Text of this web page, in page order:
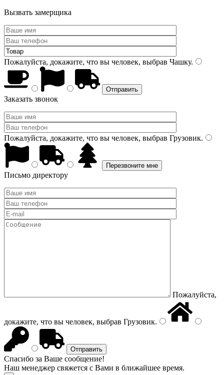
Вызвать замерщика
Пожалуйста, докажите, что вы человек, выбрав Чашку.
Заказать звонок
Пожалуйста, докажите, что вы человек, выбрав Грузовик.
Письмо директору
Пожалуйста,
докажите, что вы человек, выбрав Грузовик.
Спасибо за Ваше сообщение!
Наш менеджер свяжется с Вами в ближайшее время.